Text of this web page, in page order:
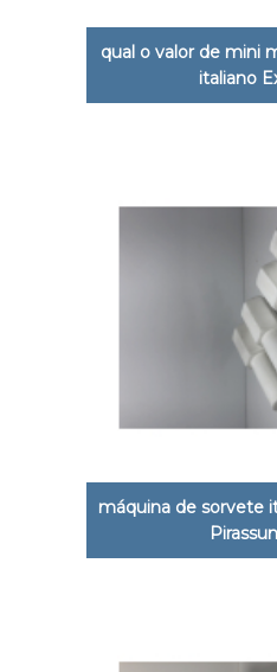
qual o valor de mini
italiano
máquina de sorvete